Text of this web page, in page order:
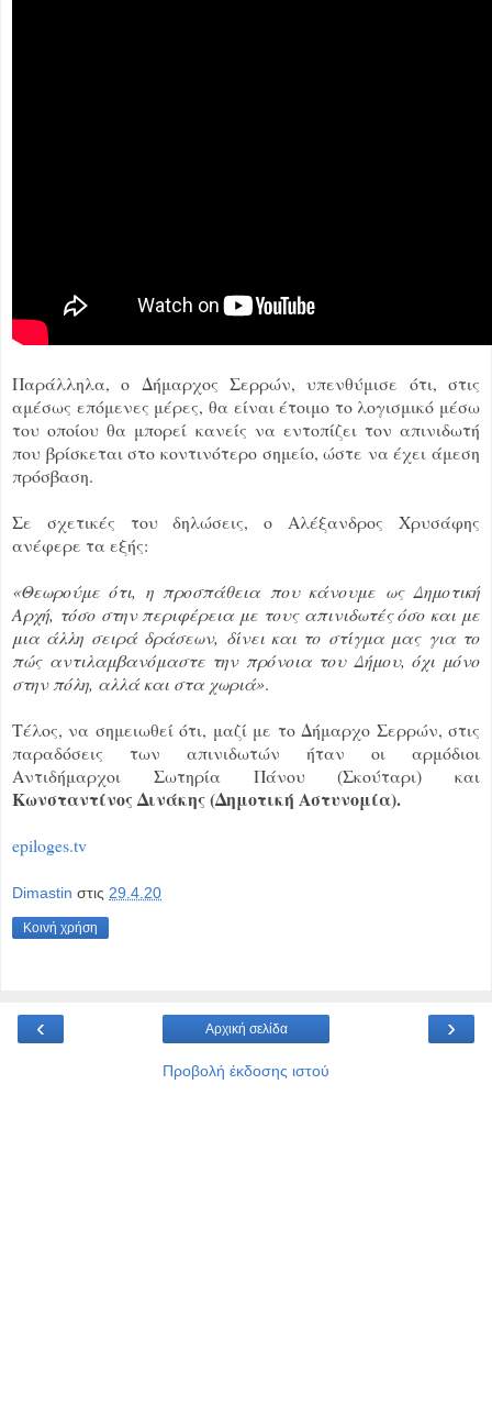
Παράλληλα, ο Δήμαρχος Σερρών, υπενθύμισε ότι, στις
αμέσως επόμενες μέρες, θα είναι έτοιμο το λογισμικό μέσω
του οποίου θα μπορεί κανείς να εντοπίζει τον απινιδωτή
που βρίσκεται στο κοντινότερο σημείο, ώστε να έχει άμεση
πρόσβαση.
Σε σχετικές του δηλώσεις, ο Αλέξανδρος Χρυσάφης
ανέφερε τα εξής:
«Θεωρούμε ότι, η προσπάθεια που κάνουμε ως Δημοτική
Αρχή, τόσο στην περιφέρεια με τους απινιδωτές όσο και με
μια άλλη σειρά δράσεων, δίνει και το στίγμα μας για το
πώς αντιλαμβανόμαστε την πρόνοια του Δήμου, όχι μόνο
στην πόλη, αλλά και στα χωριά».
Τέλος, να σημειωθεί ότι, μαζί με το Δήμαρχο Σερρών, στις
παραδόσεις των απινιδωτών ήταν οι αρμόδιοι
Αντιδήμαρχοι Σωτηρία Πάνου (Σκούταρι) και
Κωνσταντίνος Δινάκης (Δημοτική Αστυνομία).
epiloges.tv
Dimastin στις 29.4.20
Κοινή χρήση
‹ ›
Αρχική σελίδα
Προβολή έκδοσης ιστού